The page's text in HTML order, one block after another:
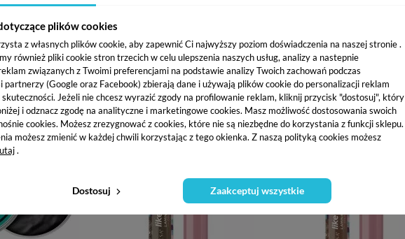
plików cookies
z własnych plików cookie, aby zapewnić Ci najwyższy poziom doświadczenia na naszej stronie .
również pliki cookie stron trzecich w celu ulepszenia naszych usług, analizy a nastepnie
związanych z Twoimi preferencjami na podstawie analizy Twoich zachowań podczas
partnerzy (Google oraz Facebook) zbierają dane i używają plików cookie do personalizacji reklam
skuteczności. Jeżeli nie chcesz wyrazić zgody na profilowanie reklam, kliknij przycisk "dostosuj", który
i odznacz zgodę na analityczne i marketingowe cookies. Masz możliwość dostosowania swoich
cookies. Możesz zrezygnować z cookies, które nie są niezbędne do korzystania z funkcji sklepu.
możesz zmienić w każdej chwili korzystając z tego okienka. Z naszą polityką cookies możesz
.
Dostosuj Zaakceptuj wszystkie
- POMADA DO
zł
koszyka
CLARESA NOW BRO(W) - POMADA DO
21,86 zł 21,86 zł